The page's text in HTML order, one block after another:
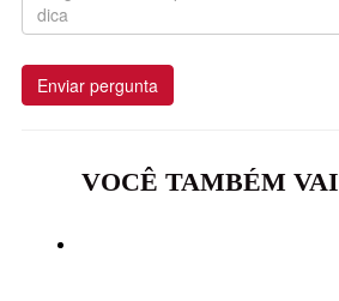
Enviar pergunta
VOCÊ TAMBÉM